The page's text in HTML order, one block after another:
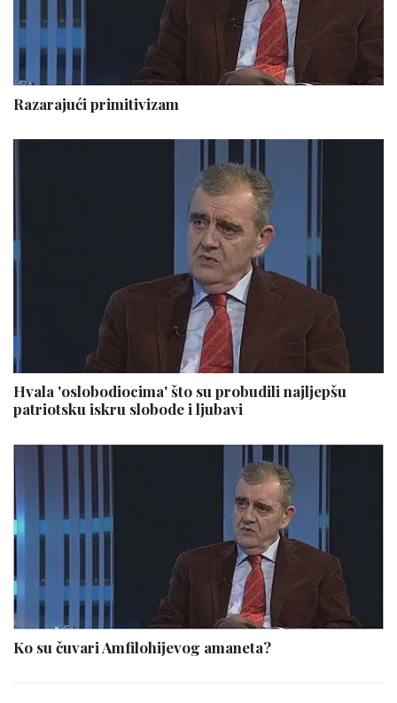
Razarajući primitivizam
Hvala 'oslobodiocima' što su probudili najljepšu
patriotsku iskru slobode i ljubavi
Ko su čuvari Amfilohijevog amaneta?